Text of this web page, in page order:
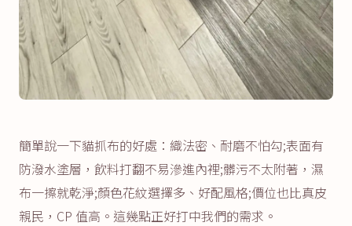
簡單說一下貓抓布的好處：織法密、耐磨不怕勾;表面有
防潑水塗層，飲料打翻不易滲進內裡;髒污不太附著，濕
布一擦就乾淨;顏色花紋選擇多、好配風格;價位也比真皮
親民，CP 值高。這幾點正好打中我們的需求。